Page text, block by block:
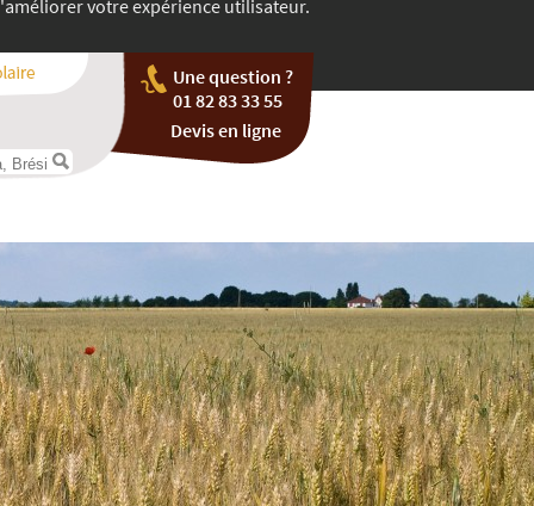
votre expérience utilisateur.
Une question ?
01 82 83 33 55
Devis en ligne